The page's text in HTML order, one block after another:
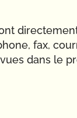
fax,
dans le